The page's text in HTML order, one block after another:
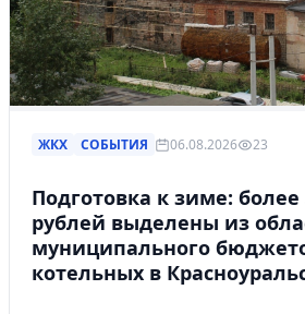
ЖКХ СОБЫТИЯ 06.08.2026 23
Подготовка к зиме:
рублей выделены из
муниципального
котельных в